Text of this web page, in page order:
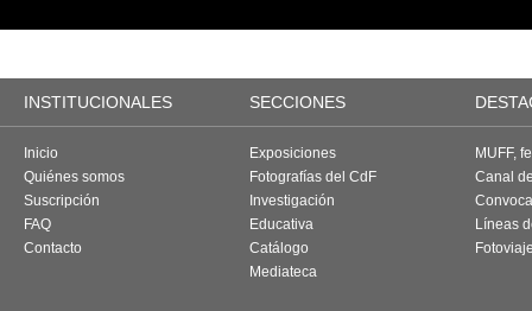
INSTITUCIONALES SECCIONES
Inicio
Quiénes somos
Suscripción
FAQ
Contacto
Exposiciones
Fotografías del CdF
Investigación
Educativa
Catálogo
Mediateca
MUFF,
Canal
Líneas